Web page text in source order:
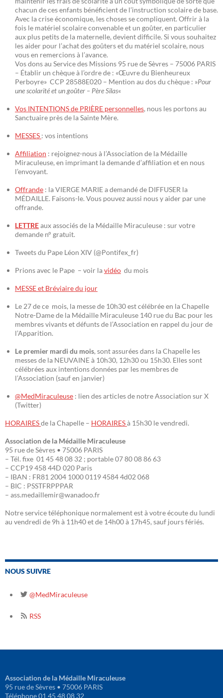
chacun de ces enfants bénéficient de l’instruction scolaire de base.
Avec la crise économique, les choses se compliquent. Offrir à la
fois le matériel scolaire convenable et un goûter, en particulier
aux plus petits de la maternelle, devient difficile. Si vous souhaitez
les aider pour l’achat des goûters et du matériel scolaire, nous
vous en remercions à l’avance.
Vos dons au Service des Missions 95 rue de Sèvres – 75006 PARIS
– Établir un chèque à l’ordre de : «Œuvre du Bienheureux
Perboyre» CCP 28588E020 – Mention au dos du chèque : »Pour
une scolarité et un goûter – Père Silas«
Vos INTENTIONS de PRIÈRE personnelles, nous les portons au
Sanctuaire près de la Sainte Mère.
MESSES : vos intentions
Affiliation : rejoignez-nous à l’Association de la Médaille
Miraculeuse, en imprimant la demande d’affiliation et en nous
l’envoyant.
Offrande : la VIERGE MARIE a demandé de DIFFUSER la
MÉDAILLE. Faisons-le. Vous pouvez aussi nous y aider par une
offrande.
LETTREaux associés de la Médaille Miraculeuse : sur votre
demande n° gratuit.
Tweets du Pape Léon XIV (@Pontifex_fr)
Prions avec le Pape – voir lavidéo du mois
MESSE et Bréviaire du jour
Le 27 de ce mois, la messe de 10h30 est célébrée en la Chapelle
Notre-Dame de la Médaille Miraculeuse 140 rue du Bac pour les
membres vivants et défunts de l’Association en rappel du jour de
l’Apparition.
Le premier mardi du mois, sont assurées dans la Chapelle les
messes de la NEUVAINE à 10h30, 12h30 ou 15h30. Elles sont
célébrées aux intentions données par les membres de
l’Association (sauf en janvier)
@MedMiraculeuse : lien des articles de notre Association sur X
(Twitter)
HORAIRESde la Chapelle – HORAIRESà 15h30 le vendredi.
Association de la Médaille Miraculeuse
95 rue de Sèvres • 75006 PARIS
– Tél. fixe 01 45 48 08 32 ; portable 07 80 08 86 63
– CCP19 458 44D 020 Paris
– IBAN : FR81 2004 1000 0119 4584 4d02 068
– BIC : PSSTFRPPPAR
– ass.medaillemir@wanadoo.fr
Notre service téléphonique normalement est à votre écoute du lundi
au vendredi de 9h à 11h40 et de 14h00 à 17h45, sauf jours fériés.
NOUS SUIVRE
@MedMiraculeuse
RSS
Association de la Médaille Miraculeuse
95 rue de Sèvres • 75006 PARIS
Téléphone 01 45 48 08 32